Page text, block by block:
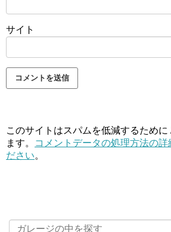
サイト
このサイトはスパムを低減するため
ます。
コメントデータの処理方法の詳
ださい。